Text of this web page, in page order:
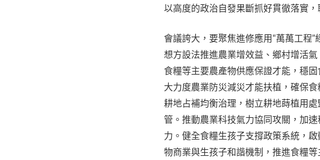
以高度的政治自發果斷抓好貫徹落實
會議誇大，要聚焦進修應用“萬萬工程
想方設法推進農業增效益、鄉村增活
食糧等主要農產物供應保證才能，穩
大力度農業防災減災才能扶植，確保
耕地占補均衡治理，樹立耕地蒔植用
管。推動農業科技氣力協同攻關，加
力。健全食糧生孩子支撐政策系統，
物商業與生孩子和諧機制，推進食糧